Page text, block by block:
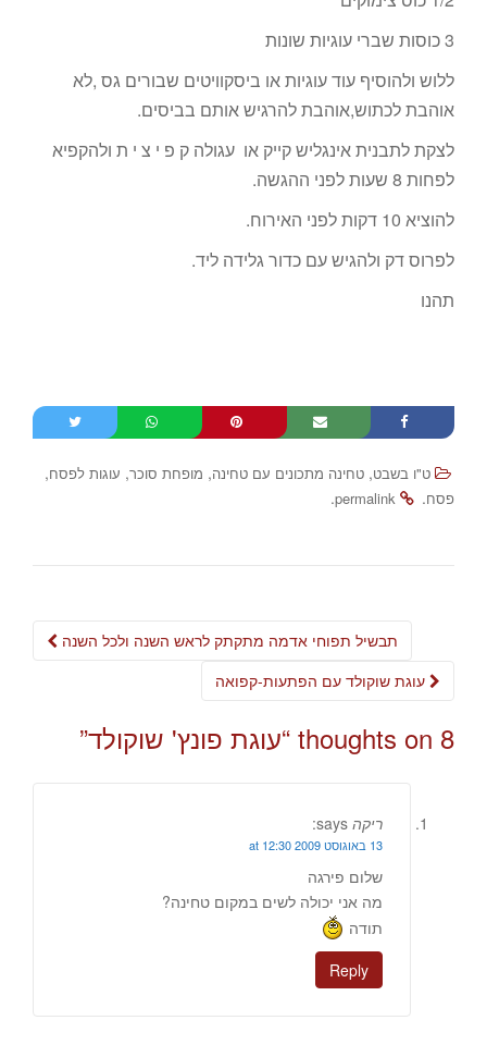
3 כוסות שברי עוגיות שונות
ללוש ולהוסיף עוד עוגיות או ביסקוויטים שבורים גס ,לא
אוהבת לכתוש,אוהבת להרגיש אותם בביסים.
לצקת לתבנית אינגליש קייק או עגולה ק פ י צ י ת ולהקפיא
לפחות 8 שעות לפני ההגשה.
להוציא 10 דקות לפני האירוח.
לפרוס דק ולהגיש עם כדור גלידה ליד.
תהנו
ט"ו בשבט, טחינה מתכונים עם טחינה, מופחת סוכר, עוגות לפסח,
פסח.
permalink
.
Post
תבשיל תפוחי אדמה מתקתק לראש השנה ולכל השנה
8 thoughts on “ עוגת פונץ' שוקולד”
ריקה says:
13 באוגוסט 2009 at 12:30
שלום פירגה
מה אני יכולה לשים במקום טחינה?
תודה
Reply